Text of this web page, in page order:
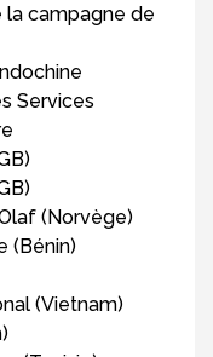
la campagne de
Services
(Norvège)
(Bénin)
(Vietnam)